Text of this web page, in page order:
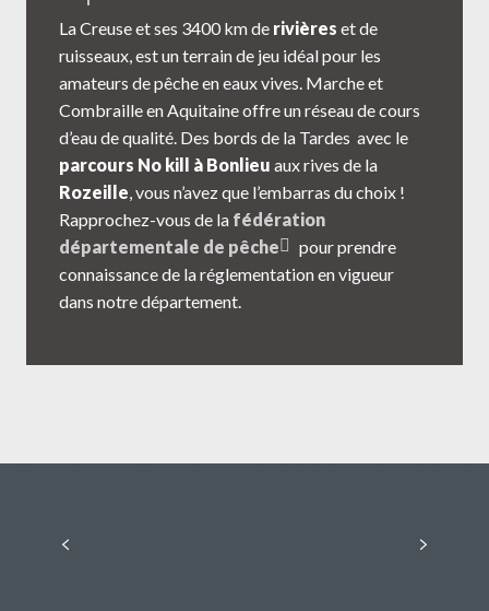
La Creuse et ses 3400 km de rivières et de
ruisseaux, est un terrain de jeu idéal pour les
amateurs de pêche en eaux vives. Marche et
Combraille en Aquitaine offre un réseau de cours
d’eau de qualité. Des bords de la Tardes avec le
parcours No kill à Bonlieu aux rives de la
Rozeille, vous n’avez que l’embarras du choix !
Rapprochez-vous de la fédération
départementale de pêche
pour prendre
connaissance de la réglementation en vigueur
dans notre département.
Plan d'eau des Vergnes
LIRE LA SUITE